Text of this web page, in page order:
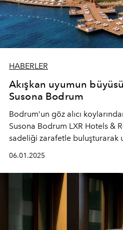
HABERLER
Akışkan uyumun
Susona Bodrum
Bodrum’un göz alıcı
Susona Bodrum LXR Hotels &
sadeliği zarafetle buluşturarak
06.01.2025